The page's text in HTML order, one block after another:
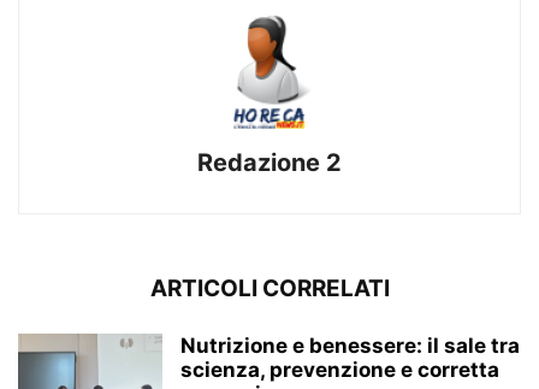
Redazione 2
ARTICOLI CORRELATI
Nutrizione e benessere: il sale tra
scienza, prevenzione e corretta